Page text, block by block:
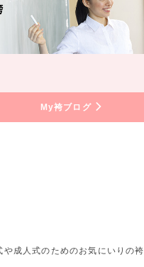
My袴ブログ
成人式のためのお気にいりの袴